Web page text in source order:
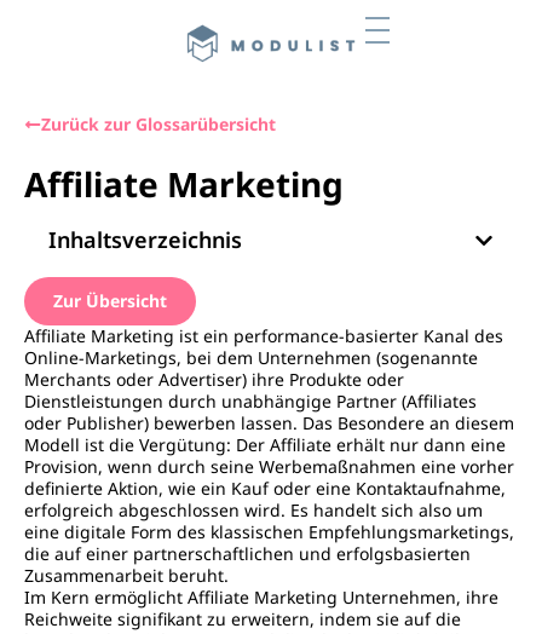
Zurück zur Glossarübersicht
Affiliate Marketing
Inhaltsverzeichnis
Zur Übersicht
Affiliate Marketing ist ein performance-basierter Kanal des
Online-Marketings, bei dem Unternehmen (sogenannte
Merchants oder Advertiser) ihre Produkte oder
Dienstleistungen durch unabhängige Partner (Affiliates
oder Publisher) bewerben lassen. Das Besondere an diesem
Modell ist die Vergütung: Der Affiliate erhält nur dann eine
Provision, wenn durch seine Werbemaßnahmen eine vorher
definierte Aktion, wie ein Kauf oder eine Kontaktaufnahme,
erfolgreich abgeschlossen wird. Es handelt sich also um
eine digitale Form des klassischen Empfehlungsmarketings,
die auf einer partnerschaftlichen und erfolgsbasierten
Zusammenarbeit beruht.
Im Kern ermöglicht Affiliate Marketing Unternehmen, ihre
Reichweite signifikant zu erweitern, indem sie auf die